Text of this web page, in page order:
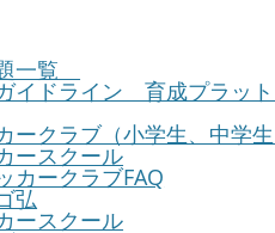
一覧
イドライン 育成プラッ
ークラブ（小学生、中学生
ースクール
カークラブFAQ
弘
ースクール